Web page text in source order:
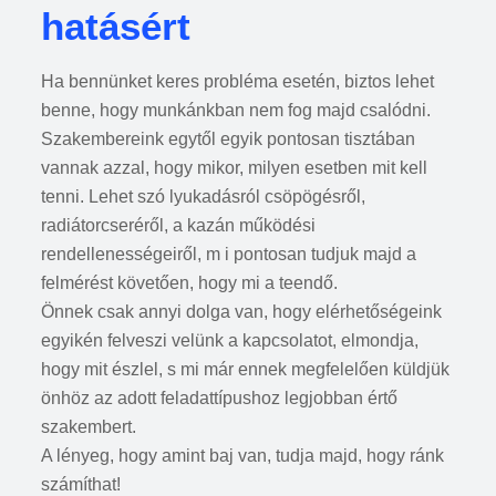
hatásért
Ha bennünket keres probléma esetén, biztos lehet
benne, hogy munkánkban nem fog majd csalódni.
Szakembereink egytől egyik pontosan tisztában
vannak azzal, hogy mikor, milyen esetben mit kell
tenni. Lehet szó lyukadásról csöpögésről,
radiátorcseréről, a kazán működési
rendellenességeiről, m i pontosan tudjuk majd a
felmérést követően, hogy mi a teendő.
Önnek csak annyi dolga van, hogy elérhetőségeink
egyikén felveszi velünk a kapcsolatot, elmondja,
hogy mit észlel, s mi már ennek megfelelően küldjük
önhöz az adott feladattípushoz legjobban értő
szakembert.
A lényeg, hogy amint baj van, tudja majd, hogy ránk
számíthat!